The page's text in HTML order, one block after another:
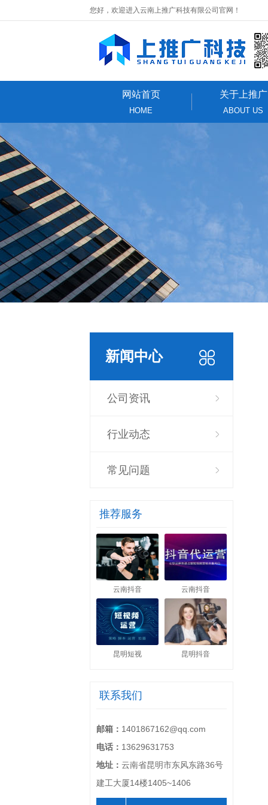
您好，欢迎进入云南上推广科技有限公司官网！
网站首页
HOME
关于上推广
ABOUT US
新闻中心
公司资讯
行业动态
常见问题
推荐服务
云南抖音 云南抖音
昆明短视 昆明抖音
联系我们
邮箱： 1401867162@qq.com
电话： 13629631753
地址： 云南省昆明市东风东路36号
建工大厦14楼1405~1406